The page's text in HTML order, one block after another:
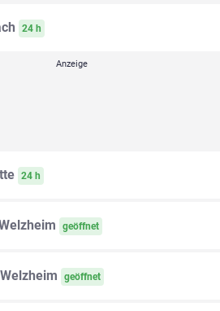
24 h
24 h
geöffnet
Welzheim geöffnet